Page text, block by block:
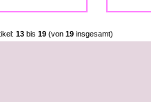
13 bis 19 (von 19 insgesamt)